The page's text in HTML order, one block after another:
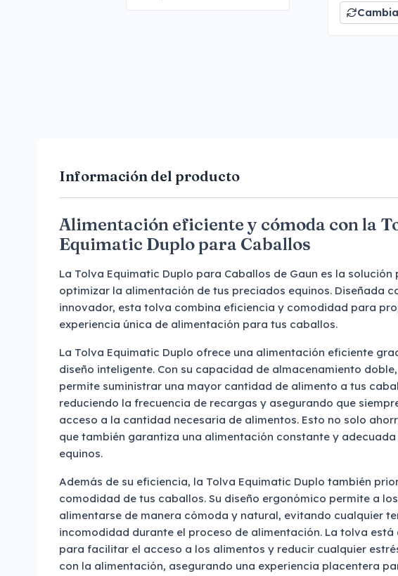
Información del producto
Alimentación eficiente y cómoda con la
Equimatic Duplo para Caballos
La Tolva Equimatic Duplo para Caballos de Gaun es la
optimizar la alimentación de tus preciados equinos. Diseñada
innovador, esta tolva combina eficiencia y comodidad para
experiencia única de alimentación para tus caballos.
La Tolva Equimatic Duplo ofrece una alimentación eficiente
diseño inteligente. Con su capacidad de almacenamiento
permite suministrar una mayor cantidad de alimento a tus
reduciendo la frecuencia de recargas y asegurando que
acceso a la cantidad necesaria de alimentos. Esto no solo
que también garantiza una alimentación constante y
equinos.
Además de su eficiencia, la Tolva Equimatic Duplo también
comodidad de tus caballos. Su diseño ergonómico permite a
alimentarse de manera cómoda y natural, evitando cualquier
incomodidad durante el proceso de alimentación. La tolva está
para facilitar el acceso a los alimentos y reducir cualquier
con la alimentación, asegurando una experiencia placentera